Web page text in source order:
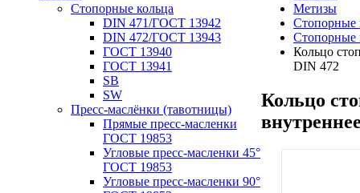
Стопорные кольца
DIN 471/ГОСТ 13942
DIN 472/ГОСТ 13943
ГОСТ 13940
ГОСТ 13941
SB
SW
Пресс-маслёнки (тавотницы)
Прямые пресс-масленки
ГОСТ 19853
Угловые пресс-масленки 45°
ГОСТ 19853
Угловые пресс-масленки 90°
Метизы
Стопорные
Стопорные
Кольцо
DIN 472
Кольцо